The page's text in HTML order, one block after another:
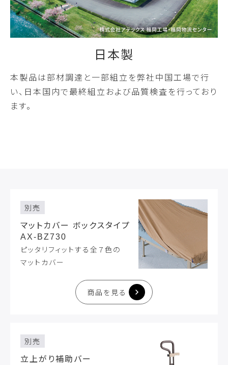
日本製
本製品は部材調達と一部組立を弊社中国工場で行
い、日本国内で最終組立および品質検査を行っており
ます。
別売
マットカバー ボックスタイプ
AX-BZ730
ピッタリフィットする全７色の
マットカバー
商品を見る
別売
立上がり補助バー